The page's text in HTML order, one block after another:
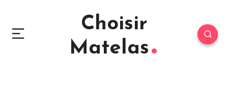
Choisir
Matelas